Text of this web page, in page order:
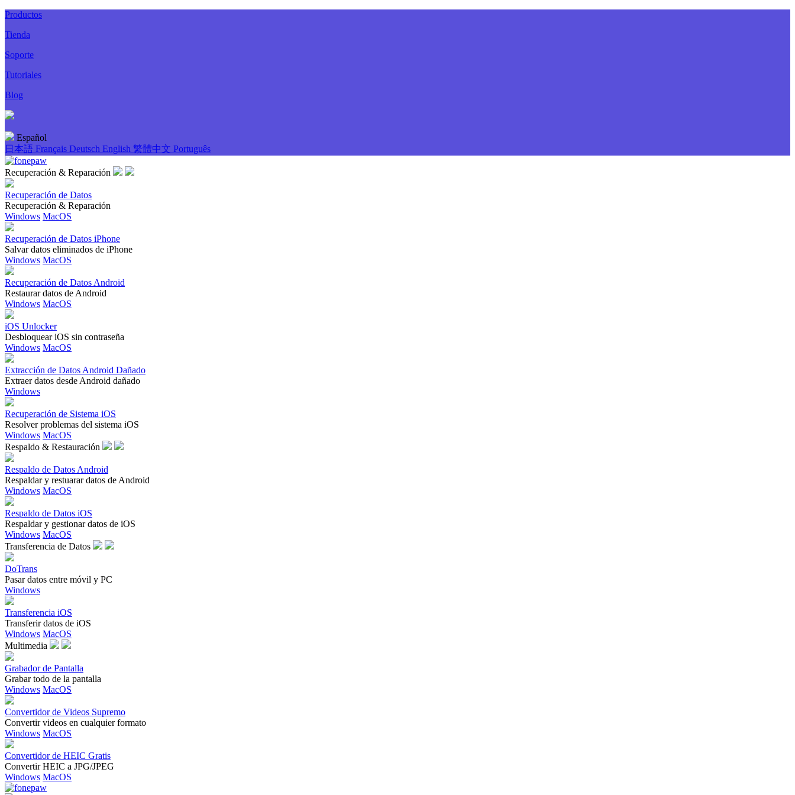
Productos
Tienda
Soporte
Tutoriales
Blog
Español
日本語 Français Deutsch English 繁體中文 Português
Recuperación & Reparación
Recuperación de Datos
Recuperación & Reparación
Windows MacOS
Recuperación de Datos iPhone
Salvar datos eliminados de iPhone
Windows MacOS
Recuperación de Datos Android
Restaurar datos de Android
Windows MacOS
iOS Unlocker
Desbloquear iOS sin contraseña
Windows MacOS
Extracción de Datos Android Dañado
Extraer datos desde Android dañado
Windows
Recuperación de Sistema iOS
Resolver problemas del sistema iOS
Windows MacOS
Respaldo & Restauración
Respaldo de Datos Android
Respaldar y restuarar datos de Android
Windows MacOS
Respaldo de Datos iOS
Respaldar y gestionar datos de iOS
Windows MacOS
Transferencia de Datos
DoTrans
Pasar datos entre móvil y PC
Windows
Transferencia iOS
Transferir datos de iOS
Windows MacOS
Multimedia
Grabador de Pantalla
Grabar todo de la pantalla
Windows MacOS
Convertidor de Videos Supremo
Convertir videos en cualquier formato
Windows MacOS
Convertidor de HEIC Gratis
Convertir HEIC a JPG/JPEG
Windows MacOS